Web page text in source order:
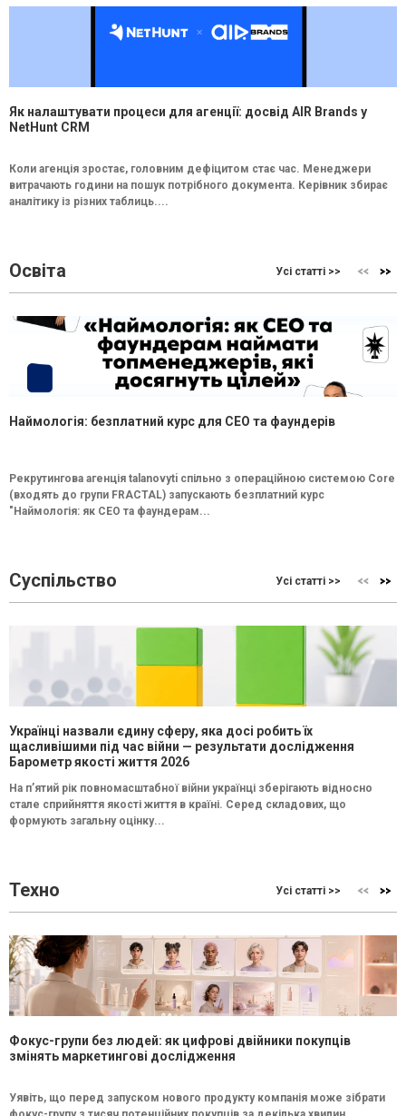
Як налаштувати процеси для агенції: досвід AIR Brands у
NetHunt CRM
Коли агенція зростає, головним дефіцитом стає час. Менеджери
витрачають години на пошук потрібного документа. Керівник збирає
аналітику із різних таблиць....
Освіта Усі статті >>
Наймологія: безплатний курс для CEO та фаундерів
Рекрутингова агенція talanovyti спільно з операційною системою Core
(входять до групи FRACTAL) запускають безплатний курс
"Наймологія: як СEO та фаундерам...
Суспільство Усі статті >>
Українці назвали єдину сферу, яка досі робить їх
щасливішими під час війни — результати дослідження
Барометр якості життя 2026
На п’ятий рік повномасштабної війни українці зберігають відносно
стале сприйняття якості життя в країні. Серед складових, що
формують загальну оцінку...
Техно Усі статті >>
Фокус-групи без людей: як цифрові двійники покупців
змінять маркетингові дослідження
Уявіть, що перед запуском нового продукту компанія може зібрати